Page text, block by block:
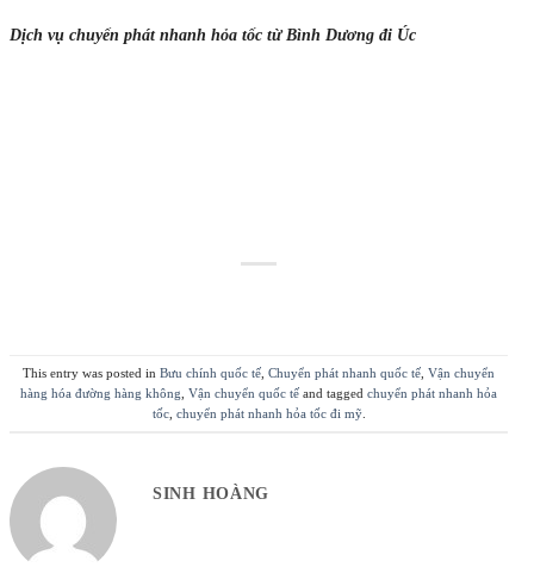
Dịch vụ chuyển phát nhanh hỏa tốc từ Bình Dương đi Úc
This entry was posted in Bưu chính quốc tế Chuyển phát nhanh quốc tế Vận chuyển
hàng hóa đường hàng không Vận chuyển quốc tế and tagged chuyển phát nhanh hỏa
tốc, chuyển phát nhanh hỏa tốc đi mỹ.
SINH HOÀNG